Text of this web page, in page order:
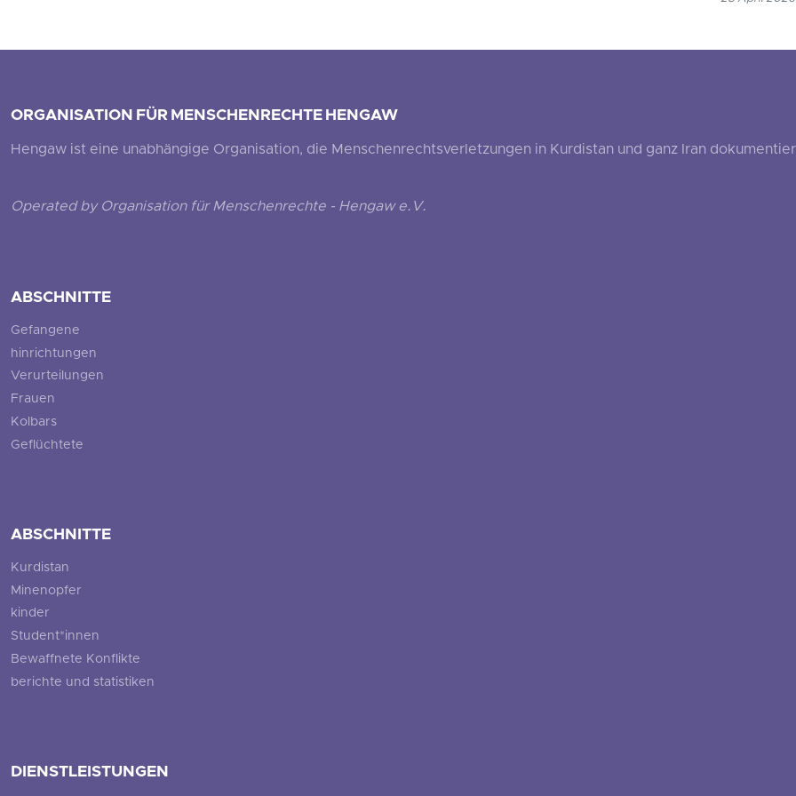
ORGANISATION FÜR MENSCHENRECHTE HENGAW
Hengaw ist eine unabhängige Organisation, die Menschenrechtsverletzungen in Kurdistan und ganz Iran
Operated by Organisation für Menschenrechte - Hengaw e.V.
ABSCHNITTE
Gefangene
hinrichtungen
Verurteilungen
Frauen
Kolbars
Geflüchtete
ABSCHNITTE
Kurdistan
Minenopfer
kinder
Student*innen
Bewaffnete Konflikte
berichte und statistiken
DIENSTLEISTUNGEN